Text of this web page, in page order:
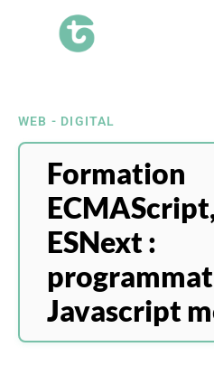
WEB - DIGITAL
Formation
ESNext :
Javascript